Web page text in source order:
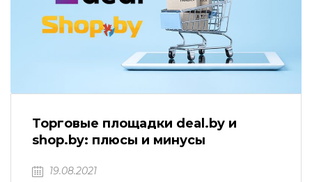
Торговые площадки deal.by и
shop.by: плюсы и минусы
19.08.2021